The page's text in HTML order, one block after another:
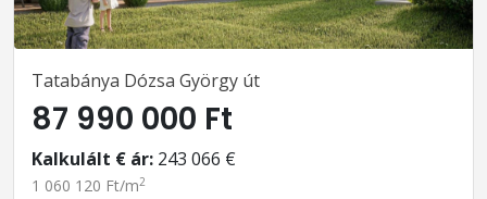
Tatabánya Dózsa György út
87 990 000 Ft
Kalkulált € ár: 243 066 €
1 060 120 Ft/m2